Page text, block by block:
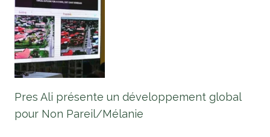
Pres Ali présente un développement global
pour Non Pareil/Mélanie